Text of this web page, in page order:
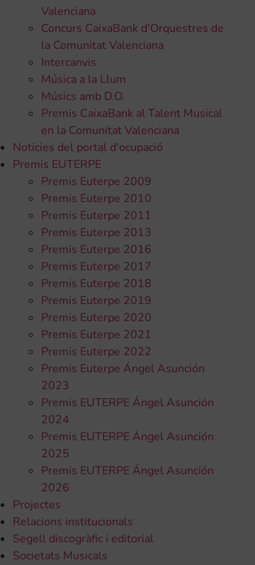
Valenciana
Concurs CaixaBank d'Orquestres de
la Comunitat Valenciana
Intercanvis
Música a la Llum
Músics amb D.O.
Premis CaixaBank al Talent Musical
en la Comunitat Valenciana
Noticies del portal d'ocupació
Premis EUTERPE
Premis Euterpe 2009
Premis Euterpe 2010
Premis Euterpe 2011
Premis Euterpe 2013
Premis Euterpe 2016
Premis Euterpe 2017
Premis Euterpe 2018
Premis Euterpe 2019
Premis Euterpe 2020
Premis Euterpe 2021
Premis Euterpe 2022
Premis Euterpe Ángel Asunción
2023
Premis EUTERPE Ángel Asunción
2024
Premis EUTERPE Ángel Asunción
2025
Premis EUTERPE Ángel Asunción
2026
Projectes
Relacions institucionals
Segell discogràfic i editorial
Societats Musicals